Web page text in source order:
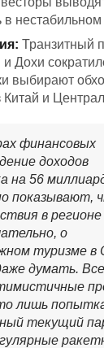
в нестабильном
Транзитный
Дохи
выбирают
и
финансовых
доходов
на 56
показывают,
в регионе
о
туризме в
думать. Все
лишь
текущий